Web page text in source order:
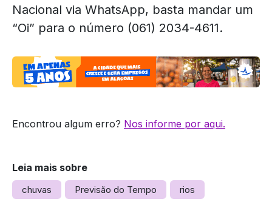
Nacional via WhatsApp, basta mandar um
“Oi” para o número (061) 2034-4611.
Encontrou algum erro? Nos informe por aqui.
Leia mais sobre
chuvas Previsão do Tempo rios